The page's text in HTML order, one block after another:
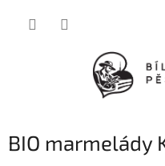
BIO marmelády